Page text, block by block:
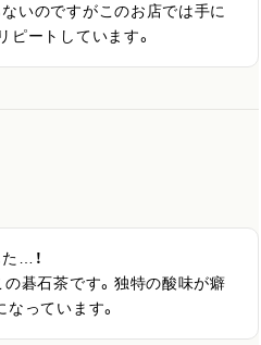
いのですがこのお店では手に
ピートしています。
…！
碁石茶です。独特の酸味が癖
っています。